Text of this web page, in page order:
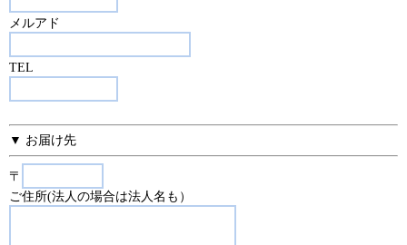
メルアド
TEL
▼ お届け先
〒
ご住所(法人の場合は法人名も）